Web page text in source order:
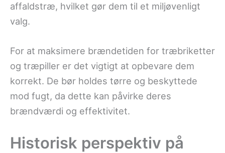
affaldstræ, hvilket gør dem til et miljøvenligt
valg.
For at maksimere brændetiden for træbriketter
og træpiller er det vigtigt at opbevare dem
korrekt. De bør holdes tørre og beskyttede
mod fugt, da dette kan påvirke deres
brændværdi og effektivitet.
Historisk perspektiv på